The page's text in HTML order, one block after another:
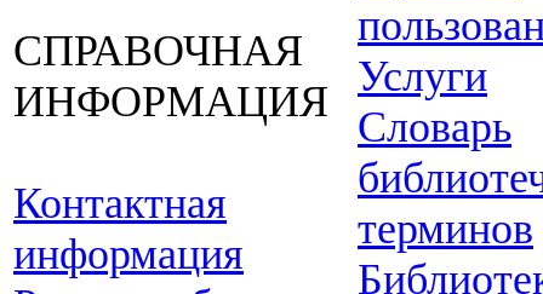
СПРАВОЧНАЯ
ИНФОРМАЦИЯ
Контактная
информация
Услуги
Словарь
терминов